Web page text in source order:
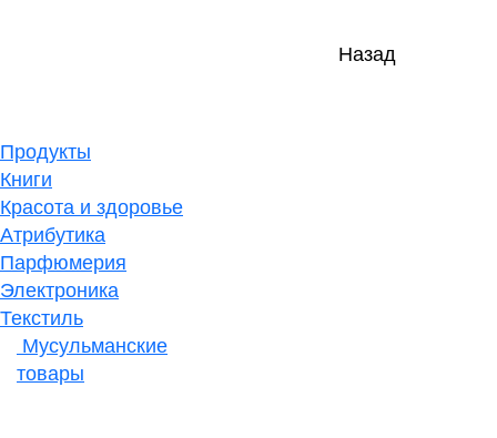
Назад
Продукты
Книги
Красота и здоровье
Атрибутика
Парфюмерия
Электроника
Текстиль
Мусульманские
товары